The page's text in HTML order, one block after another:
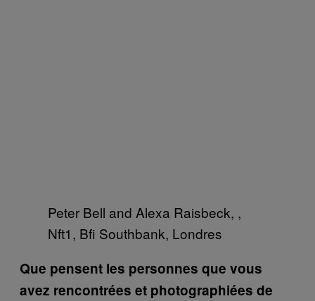
Peter Bell and Alexa Raisbeck, ,
Nft1, Bfi Southbank, Londres
Que pensent les personnes que vous
avez rencontrées et photographiées de